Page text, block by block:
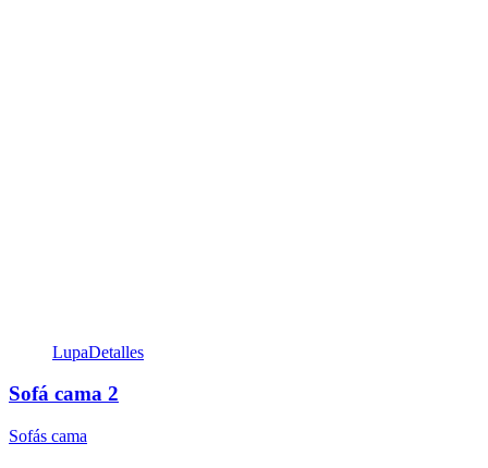
LupaDetalles
Sofá cama 2
Sofás cama